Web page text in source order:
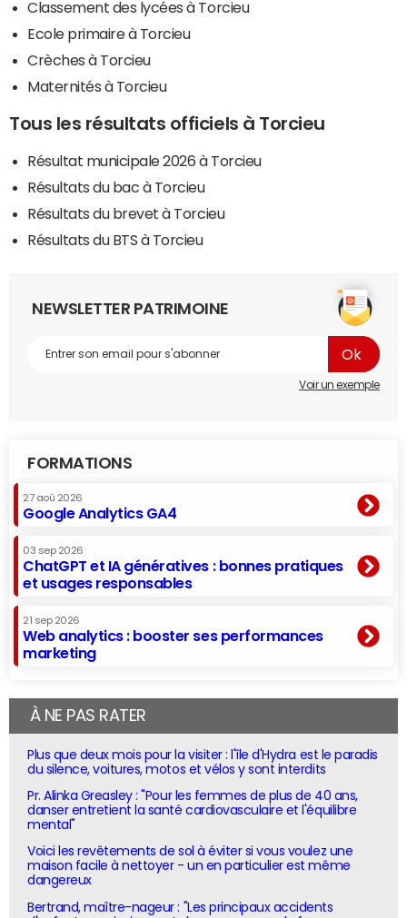
Classement des lycées à Torcieu
Ecole primaire à Torcieu
Crèches à Torcieu
Maternités à Torcieu
Tous les résultats officiels à Torcieu
Résultat municipale 2026 à Torcieu
Résultats du bac à Torcieu
Résultats du brevet à Torcieu
Résultats du BTS à Torcieu
NEWSLETTER PATRIMOINE
Voir un exemple
FORMATIONS
27 aoû 2026
Google Analytics GA4
03 sep 2026
ChatGPT et IA génératives : bonnes pratiques
et usages responsables
21 sep 2026
Web analytics : booster ses performances
marketing
À NE PAS RATER
Plus que deux mois pour la visiter : l'île d'Hydra est le paradis
du silence, voitures, motos et vélos y sont interdits
Pr. Alinka Greasley : "Pour les femmes de plus de 40 ans,
danser entretient la santé cardiovasculaire et l'équilibre
mental"
Voici les revêtements de sol à éviter si vous voulez une
maison facile à nettoyer - un en particulier est même
dangereux
Bertrand, maître-nageur : "Les principaux accidents